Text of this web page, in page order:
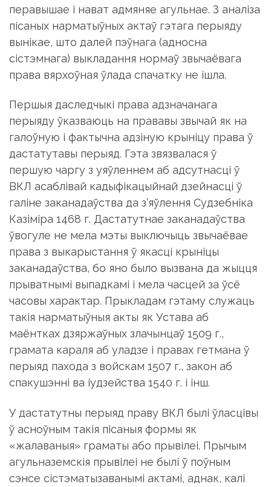
перавышае і нават адмяняе агульнае. З аналіза
пісаных нарматыўных актаў гэтага перыяду
вынікае, што далей пэўнага (адносна
сістэмнага) выкладання нормаў звычаёвага
права вярхоўная ўлада спачатку не ішла.
Першыя даследчыкі права адзначанага
перыяду ўказваюць на прававы звычай як на
галоўную і фактычна адзіную крыніцу права ў
дастатутавы перыяд. Гэта звязвалася ў
першую чаргу з уяўленнем аб адсутнасці ў
ВКЛ асаблівай кадыфікацыйнай дзейнасці ў
галіне заканадаўства да з’яўлення Судзебніка
Казіміра 1468 г. Дастатутнае заканадаўства
ўвогуле не мела мэты выключыць звычаёвае
права з выкарыстання ў якасці крыніцы
заканадаўства, бо яно было вызвана да жыцця
прыватнымі выпадкамі і мела часцей за ўсё
часовы характар. Прыкладам гэтаму служаць
такія нарматыўныя акты як Устава аб
маёнтках дзяржаўных злачынцаў 1509 г.,
грамата караля аб уладзе і правах гетмана ў
перыяд пахода з войскам 1507 г., закон аб
спакушэнні ва іудзейства 1540 г. і інш.
У дастатутны перыяд праву ВКЛ былі ўласцівы
ў асноўным такія пісаныя формы як
«жалаваныя» граматы або прывілеі. Прычым
агульназемскія прывілеі не былі ў поўным
сэнсе сістэматызаванымі актамі, аднак, калі